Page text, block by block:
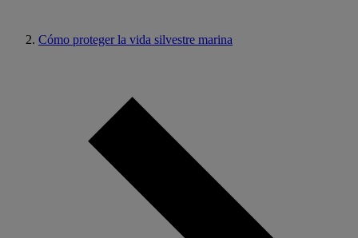
Cómo proteger la vida silvestre marina